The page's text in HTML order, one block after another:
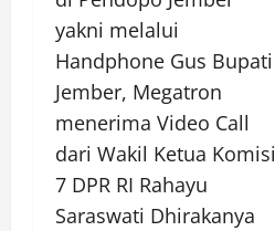
yakni melalui
Handphone Gus Bupati
Jember, Megatron
menerima Video Call
dari Wakil Ketua Komisi
7 DPR RI Rahayu
Saraswati Dhirakanya